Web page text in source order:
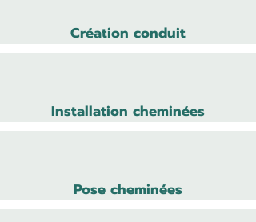
Création conduit
Installation cheminées
Pose cheminées